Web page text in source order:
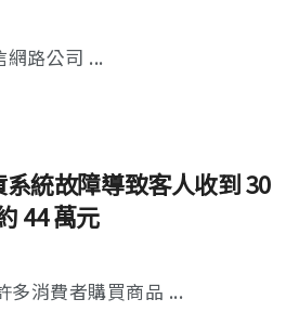
路公司 ...
統故障導致客人收到 30
44 萬元
多消費者購買商品 ...